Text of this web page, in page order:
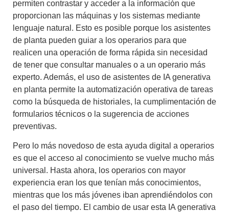
permiten contrastar y acceder a la información que
proporcionan las máquinas y los sistemas mediante
lenguaje natural. Esto es posible porque los asistentes
de planta pueden guiar a los operarios para que
realicen una operación de forma rápida sin necesidad
de tener que consultar manuales o a un operario más
experto. Además, el uso de asistentes de IA generativa
en planta permite la automatización operativa de tareas
como la búsqueda de historiales, la cumplimentación de
formularios técnicos o la sugerencia de acciones
preventivas.
Pero lo más novedoso de esta ayuda digital a operarios
es que el acceso al conocimiento se vuelve mucho más
universal. Hasta ahora, los operarios con mayor
experiencia eran los que tenían más conocimientos,
mientras que los más jóvenes iban aprendiéndolos con
el paso del tiempo. El cambio de usar esta IA generativa